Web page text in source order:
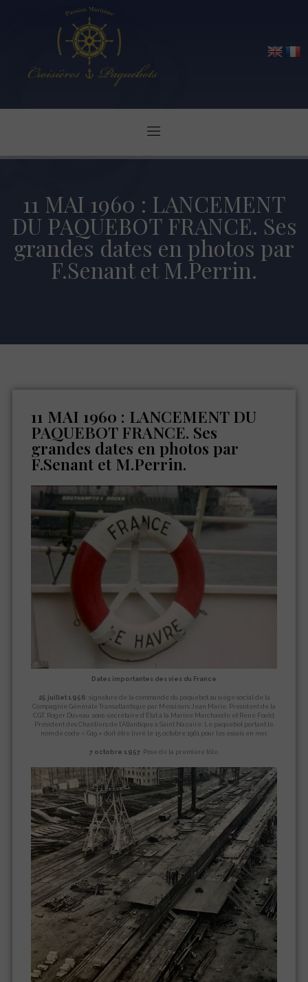
11 MAI 1960 : LANCEMENT
DU PAQUEBOT FRANCE. Ses
grandes dates en photos par
F.Senant et M.Perrin.
11 MAI 1960 : LANCEMENT DU
PAQUEBOT FRANCE. Ses
grandes dates en photos par
F.Senant et M.Perrin.
Dates importantes des vies du France
25 juillet 1956 : signature de la commande du paquebot au siège social de la
Compagnie Générale Transatlantique par Messieurs Jean Marie, Président de la
CGT, Roger Duveau, sous-secrétaire d’État à la Marine Marchande et René Fould,
Président des Chantiers de l’Atlantique à Saint Nazaire. Le paquebot portant le
nom de code « G19 » doit être livré le 15 octobre 1961 pour les essais en mer.
7 octobre 1957: Pose de la première tôle.